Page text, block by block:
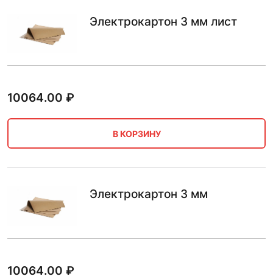
Электрокартон 3 мм лист
10064.00 ₽
В КОРЗИНУ
Электрокартон 3 мм
10064.00 ₽